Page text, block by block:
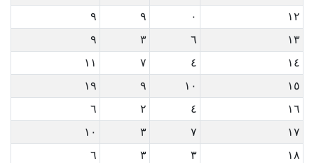
١٢
٠ ٩
٩
١٣
٦ ٣
٩
١٤
٤ ٧
١١
١٥
١٠ ٩
١٩
١٦
٤ ٢
٦
١٧
٧ ٣
١٠
١٨
٣ ٣
٦